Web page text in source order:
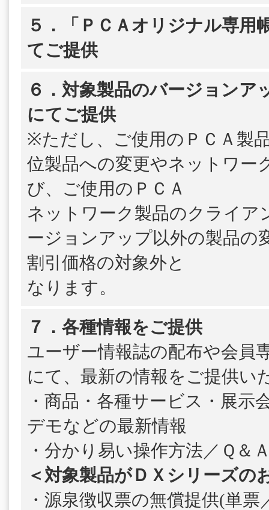
５．「ＰＣＡオリジナル専用
てご提供
６．対象製品のバージョンア
にてご提供
※ただし、ご使用のＰＣＡ製
位製品への変更やネットワー
び、ご使用のＰＣＡ
ネットワーク製品のクライア
ージョンアップ以外の製品の
割引価格の対象外と
なります。
７．各種情報をご提供
ユーザー情報誌の配布や会員
にて、最新の情報をご提供い
・商品・各種サービス・展示
デモなどの最新情報
・分かり易い操作方法／Ｑ＆
＜対象製品がＤＸシリーズの
・源泉徴収票の無償提供(単票